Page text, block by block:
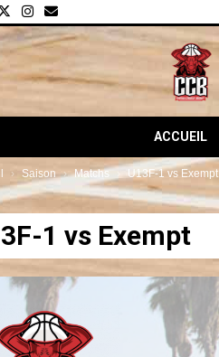
ACCUEIL
Saison Matchs U13F-1 vs Exempt
1 vs Exempt
cookies